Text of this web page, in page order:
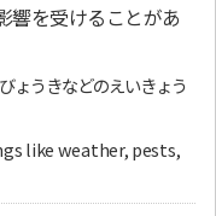
響を受けることがあ
ょうきなどのえいきょう
like weather, pests,